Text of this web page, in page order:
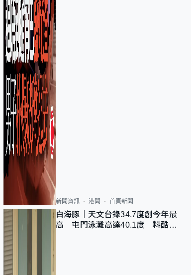
新聞資訊 港聞 首頁新聞
白海豚｜天文台錄34.7度創今年最
高 屯門泳灘高達40.1度 料酷熱